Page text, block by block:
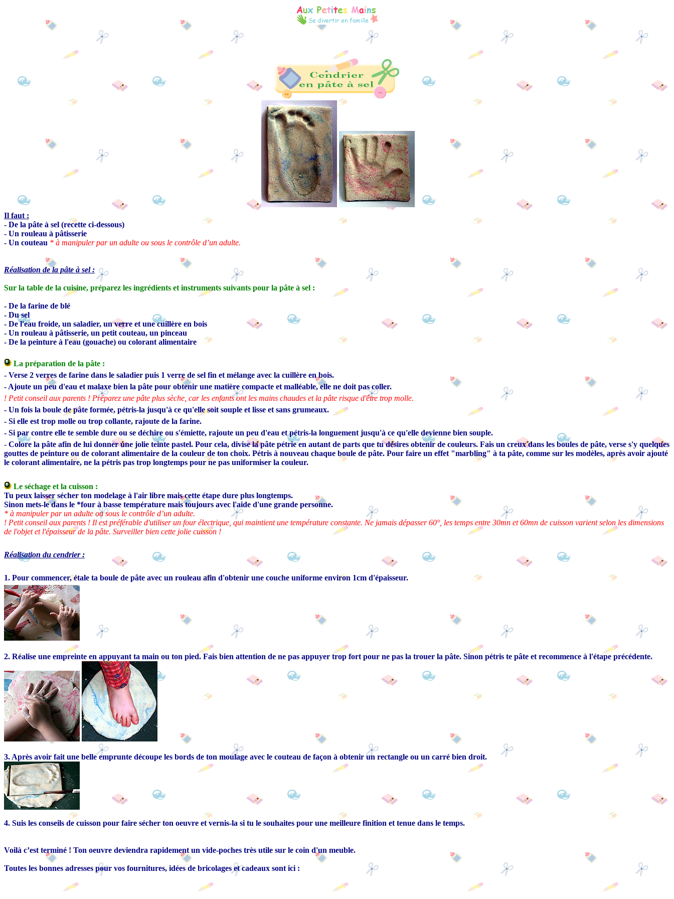
Il faut :
- De la pâte à sel (recette ci-dessous)
- Un rouleau à pâtisserie
- Un couteau * à manipuler par un adulte ou sous le contrôle d’un adulte.
Réalisation de la pâte à sel :
Sur la table de la cuisine, préparez les ingrédients et instruments suivants pour la pâte à sel :
- De la farine de blé
- Du sel
- De l'eau froide, un saladier, un verre et une cuillère en bois
- Un rouleau à pâtisserie, un petit couteau, un pinceau
- De la peinture à l'eau (gouache) ou colorant alimentaire
La préparation de la pâte :
- Verse 2 verres de farine dans le saladier puis 1 verre de sel fin et mélange avec la cuillère en bois.
- Ajoute un peu d'eau et malaxe bien la pâte pour obtenir une matière compacte et malléable, elle ne doit pas coller.
! Petit conseil aux parents ! Préparez une pâte plus sèche, car les enfants ont les mains chaudes et la pâte risque d'être trop molle.
- Un fois la boule de pâte formée, pétris-la jusqu'à ce qu'elle soit souple et lisse et sans grumeaux.
- Si elle est trop molle ou trop collante, rajoute de la farine.
- Si par contre elle te semble dure ou se déchire ou s'émiette, rajoute un peu d'eau et pétris-la longuement jusqu'à ce qu'elle devienne bien souple.
- Colore la pâte afin de lui donner une jolie teinte pastel. Pour cela, divise la pâte pétrie en autant de parts que tu désires obtenir de couleurs. Fais un creux dans les boules de pâte, verse s'y quelques
gouttes de peinture ou de colorant alimentaire de la couleur de ton choix. Pétris à nouveau chaque boule de pâte. Pour faire un effet "marbling" à ta pâte, comme sur les modèles, après avoir ajouté
le colorant alimentaire, ne la pétris pas trop longtemps pour ne pas uniformiser la couleur.
Le séchage et la cuisson :
Tu peux laisser sécher ton modelage à l'air libre mais cette étape dure plus longtemps.
Sinon mets-le dans le *four à basse température mais toujours avec l'aide d'une grande personne.
* à manipuler par un adulte ou sous le contrôle d’un adulte.
! Petit conseil aux parents ! Il est préférable d'utiliser un four électrique, qui maintient une température constante. Ne jamais dépasser 60°, les temps entre 30mn et 60mn de cuisson varient selon les dimensions
de l'objet et l'épaisseur de la pâte. Surveiller bien cette jolie cuisson !
Réalisation du cendrier :
1. Pour commencer, étale ta boule de pâte avec un rouleau afin d'obtenir une couche uniforme environ 1cm d'épaisseur.
2. Réalise une empreinte en appuyant ta main ou ton pied. Fais bien attention de ne pas appuyer trop fort pour ne pas la trouer la pâte. Sinon pétris te pâte et recommence à l'étape précédente.
3. Après avoir fait une belle emprunte découpe les bords de ton moulage avec le couteau de façon à obtenir un rectangle ou un carré bien droit.
4. Suis les conseils de cuisson pour faire sécher ton oeuvre et vernis-la si tu le souhaites pour une meilleure finition et tenue dans le temps.
Voilà c’est terminé ! Ton oeuvre deviendra rapidement un vide-poches très utile sur le coin d'un meuble.
Toutes les bonnes adresses pour vos fournitures, idées de bricolages et cadeaux sont ici :